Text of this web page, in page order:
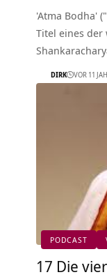
'Atma Bodha'
Titel eines der
DIRK VOR 11
PODCAST
17 Die